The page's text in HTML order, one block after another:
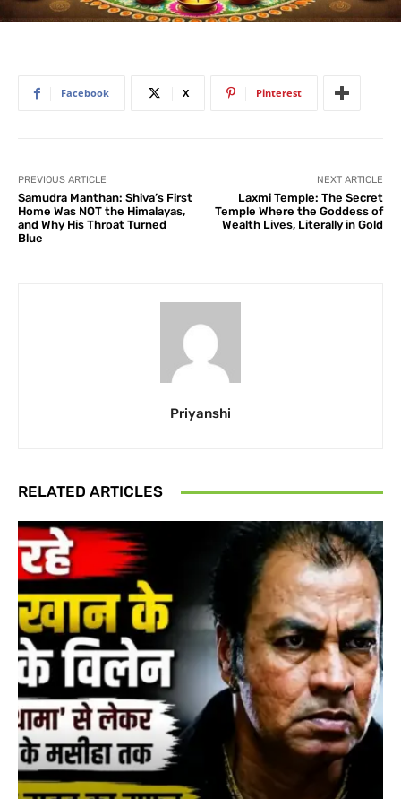
Facebook X Pinterest
PREVIOUS ARTICLE
Samudra Manthan: Shiva’s First
Home Was NOT the Himalayas,
and Why His Throat Turned
Blue
NEXT ARTICLE
Laxmi Temple: The Secret
Temple Where the Goddess of
Wealth Lives, Literally in Gold
Priyanshi
RELATED ARTICLES